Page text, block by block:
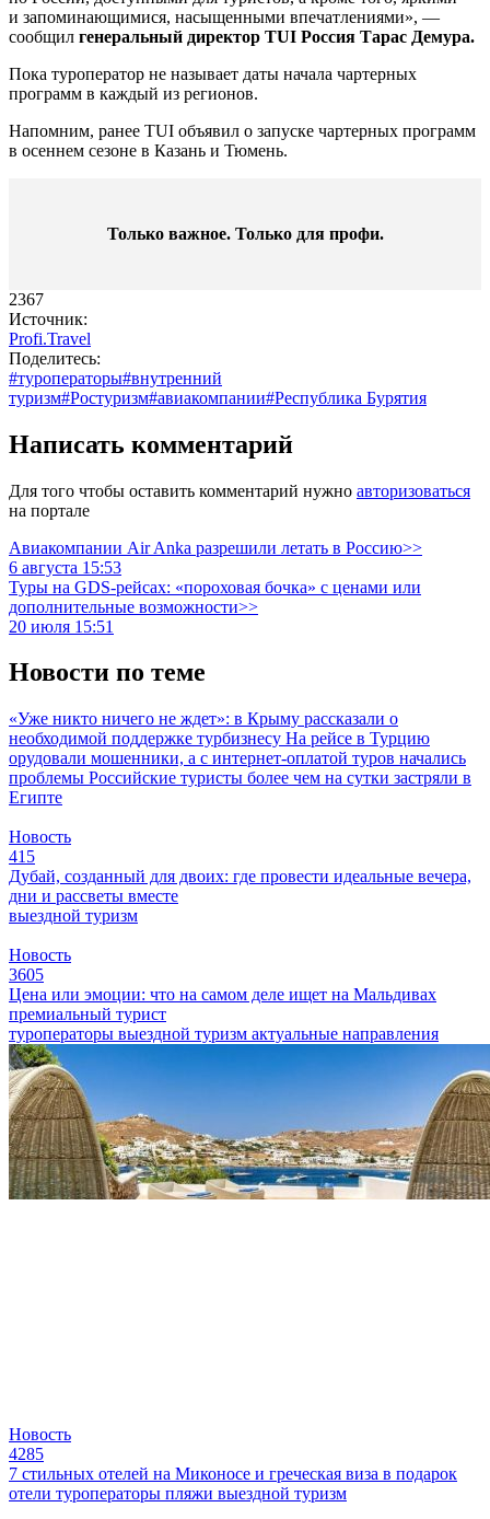
и запоминающимися, насыщенными впечатлениями», —
сообщил генеральный директор TUI Россия Тарас Демура.
Пока туроператор не называет даты начала чартерных
программ в каждый из регионов.
Напомним, ранее TUI объявил о запуске чартерных программ
в осеннем сезоне в Казань и Тюмень.
Только важное. Только для профи.​
2367
Источник:
Profi.Travel
Поделитесь:
#туроператоры#внутренний
туризм#Ростуризм#авиакомпании#Республика Бурятия
Написать комментарий
Для того чтобы оставить комментарий нужно авторизоваться
на портале
Авиакомпании Air Anka разрешили летать в Россию>>
6 августа 15:53
Туры на GDS-рейсах: «пороховая бочка» с ценами или
дополнительные возможности>>
20 июля 15:51
Новости по теме
«Уже никто ничего не ждет»: в Крыму рассказали о
необходимой поддержке турбизнесу На рейсе в Турцию
орудовали мошенники, а с интернет-оплатой туров начались
проблемы Российские туристы более чем на сутки застряли в
Египте
Новость
415
Дубай, созданный для двоих: где провести идеальные вечера,
дни и рассветы вместе
выездной туризм
Новость
3605
Цена или эмоции: что на самом деле ищет на Мальдивах
премиальный турист
туроператоры выездной туризм актуальные направления
Новость
4285
7 стильных отелей на Миконосе и греческая виза в подарок
отели туроператоры пляжи выездной туризм